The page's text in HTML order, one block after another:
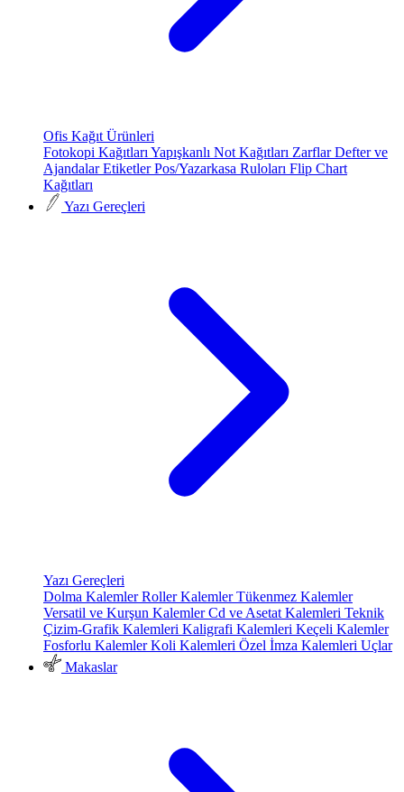
Ofis Kağıt Ürünleri
Fotokopi Kağıtları Yapışkanlı Not Kağıtları ZarflarDefter ve
AjandalarEtiketlerPos/Yazarkasa Ruloları Flip Chart
Kağıtları
Yazı Gereçleri
Yazı Gereçleri
Dolma KalemlerRoller KalemlerTükenmez Kalemler
Versatil ve Kurşun KalemlerCd ve Asetat Kalemleri Teknik
Çizim-Grafik Kalemleri Kaligrafi Kalemleri Keçeli Kalemler
Fosforlu KalemlerKoli Kalemleri Özel İmza Kalemleri Uçlar
Makaslar